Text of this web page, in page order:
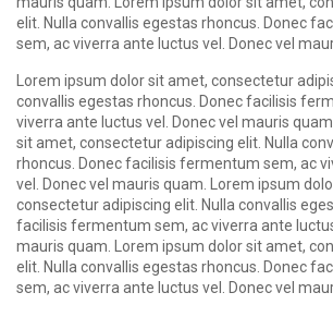
elit. Nulla convallis egestas rhoncus. Donec
sem, ac viverra ante luctus vel. Donec vel
Lorem ipsum dolor sit amet, consectetur
convallis egestas rhoncus. Donec facilisis
viverra ante luctus vel. Donec vel mauris
sit amet, consectetur adipiscing elit. Nulla
rhoncus. Donec facilisis fermentum sem, ac
vel. Donec vel mauris quam. Lorem ipsum
consectetur adipiscing elit. Nulla convallis
facilisis fermentum sem, ac viverra ante
mauris quam. Lorem ipsum dolor sit amet,
elit. Nulla convallis egestas rhoncus. Donec
sem, ac viverra ante luctus vel. Donec vel